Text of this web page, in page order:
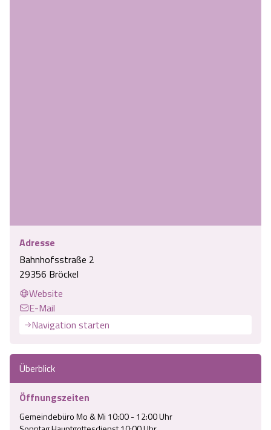
Adresse
Bahnhofsstraße 2
29356 Bröckel
Website
E-Mail
Navigation starten
Überblick
Öffnungszeiten
Gemeindebüro Mo & Mi 10:00 - 12:00 Uhr